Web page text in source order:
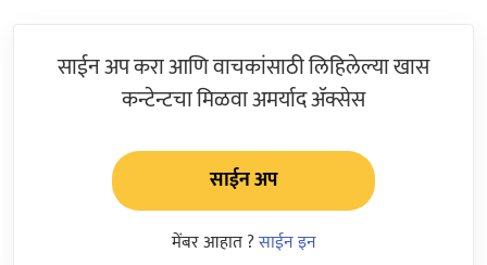
साईन अप करा आणि वाचकांसाठी लिहिलेल्या खास
कन्टेन्टचा मिळवा अमर्याद ॲक्सेस
साईन अप
मेंबर आहात ?साईन इन